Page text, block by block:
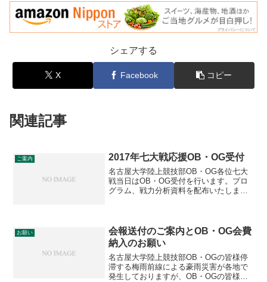
シェアする
X Facebook コピー
関連記事
ご案内 2017年七大戦応援OB・OG受付
名古屋大学陸上競技部OB・OG各位七大
戦当日はOB・OG受付を行います。プロ
グラム、戦力分析資料を配布いたします
ご協力いただけれ...
お願い
会報送付のご案内とOB・OG会費
納入のお願い
名古屋大学陸上競技部OB・OGの皆様停
滞する梅雨前線による豪雨災害が各地で
発生しておりますが、OB・OGの皆様や